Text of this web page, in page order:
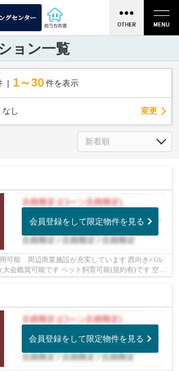
ョン一覧
1～30 件を表示
なし 変更
会員登録をして限定物件を見る
用可能 周辺商業施設が充実しています 西向きバル
会鑑賞可能です ペット飼育可能(規約有)です 空家
きます 令和3年10月 給...
会員登録をして限定物件を見る